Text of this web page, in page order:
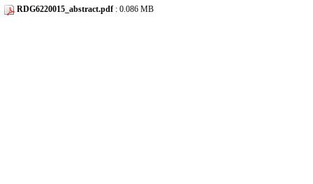
RDG6220015_abstract.pdf : 0.086 MB